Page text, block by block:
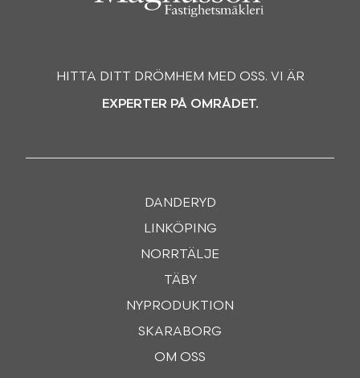
HITTA DITT DRÖMHEM MED OSS. VI ÄR
EXPERTER PÅ OMRÅDET.
DANDERYD
LINKÖPING
NORRTÄLJE
TÄBY
NYPRODUKTION
SKARABORG
OM OSS